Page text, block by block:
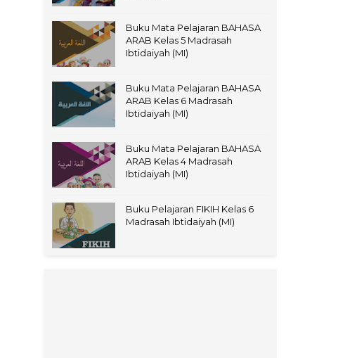
Buku Mata Pelajaran BAHASA
ARAB Kelas 5 Madrasah
Ibtidaiyah (MI)
Buku Mata Pelajaran BAHASA
ARAB Kelas 6 Madrasah
Ibtidaiyah (MI)
Buku Mata Pelajaran BAHASA
ARAB Kelas 4 Madrasah
Ibtidaiyah (MI)
Buku Pelajaran FIKIH Kelas 6
Madrasah Ibtidaiyah (MI)